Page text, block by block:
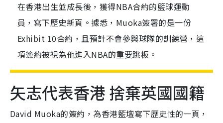
在香港出生並成長後，獲得NBA合約的籃球運動
員，寫下歷史新頁。據悉，Muoka簽署的是一份
Exhibit 10合約，且預計不會參與球隊的訓練營，這
項簽約被視為他進入NBA的重要跳板。
矢志代表香港 捨棄英國國籍
David Muoka的簽約，為香港籃壇寫下歷史性的一頁，